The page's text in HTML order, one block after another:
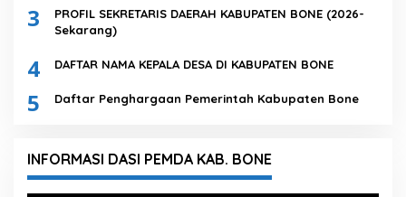
3
PROFIL SEKRETARIS DAERAH KABUPATEN BONE (2026-
Sekarang)
4 DAFTAR NAMA KEPALA DESA DI KABUPATEN BONE
5 Daftar Penghargaan Pemerintah Kabupaten Bone
INFORMASI DASI PEMDA KAB. BONE